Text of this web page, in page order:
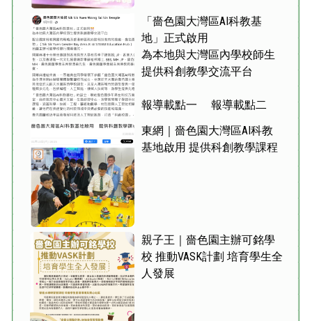
「嗇色園大灣區AI科教基
地」正式啟用
為本地與大灣區內學校師生
提供科創教學交流平台
報導載點一
報導載點二
東網｜嗇色園大灣區AI科教
基地啟用 提供科創教學課程
親子王｜嗇色園主辦可銘學
校 推動VASK計劃 培育學生全
人發展